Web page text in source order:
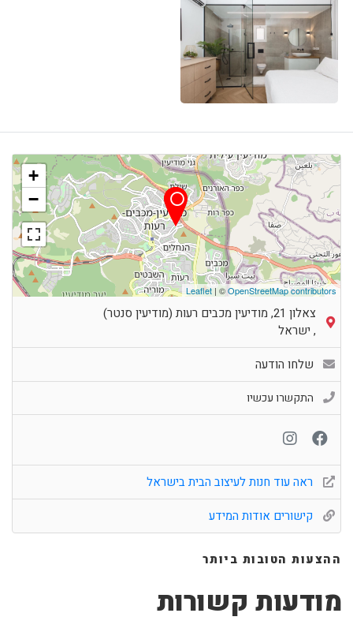
+
−
Leaflet| ©OpenStreetMap contributors
צאלון 21, מודיעין מכבים רעות (מודיעין סנטר)
, ישראל
שלחו הודעה
התקשרו עכשיו
ראה עוד חנות לעיצוב הבית בישראל
קישורים אודות המידע
ההצעות הטובות ביותר
מודעות קשורות